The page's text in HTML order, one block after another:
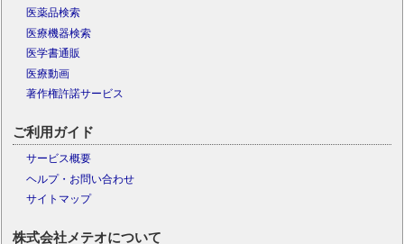
医薬品検索
医療機器検索
医学書通販
医療動画
著作権許諾サービス
ご利用ガイド
サービス概要
ヘルプ・お問い合わせ
サイトマップ
株式会社メテオについて